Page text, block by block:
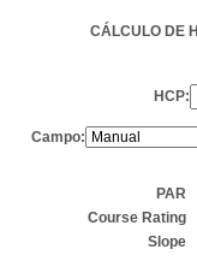
CÁLCULO DE
HCP:
Campo:
PAR
Course Rating
Slope